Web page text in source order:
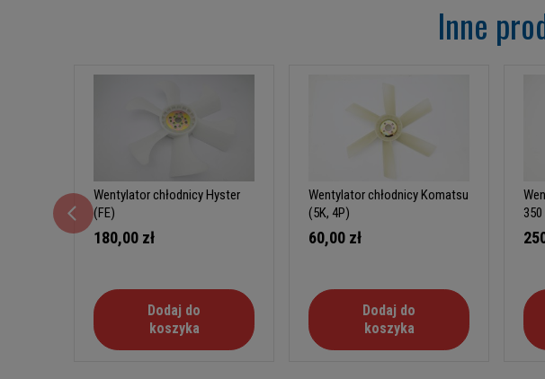
Inne
Wentylator chłodnicy Hyster
(FE)
180,00 zł
Dodaj do
koszyka
Wentylator chłodnicy Komatsu
(5K, 4P)
60,00 zł
Dodaj do
koszyka
350